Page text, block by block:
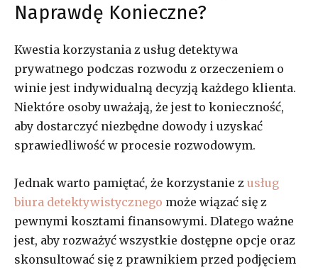
Naprawdę Konieczne?
Kwestia korzystania z usług detektywa
prywatnego podczas rozwodu z orzeczeniem o
winie jest indywidualną decyzją każdego klienta.
Niektóre osoby uważają, że jest to konieczność,
aby dostarczyć niezbędne dowody i uzyskać
sprawiedliwość w procesie rozwodowym.
Jednak warto pamiętać, że korzystanie z usług
biura detektywistycznego może wiązać się z
pewnymi kosztami finansowymi. Dlatego ważne
jest, aby rozważyć wszystkie dostępne opcje oraz
skonsultować się z prawnikiem przed podjęciem